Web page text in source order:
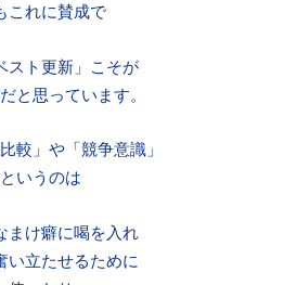
これに賛成で
スト更新」こそが
と思っています。
較」や「競争意識」
というのは
まけ癖に喝を入れ
い立たせるために